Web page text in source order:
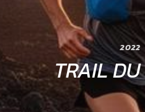
2022
TRAIL